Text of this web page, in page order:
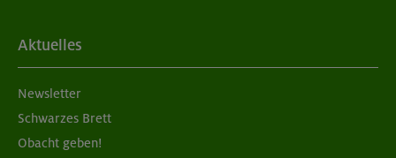
Aktuelles
Newsletter
Schwarzes Brett
Obacht geben!